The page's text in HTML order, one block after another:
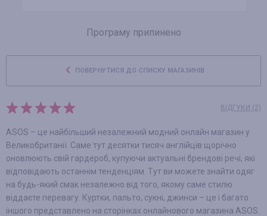
Програму припинено
ПОВЕРНУТИСЯ ДО СПИСКУ МАГАЗИНІВ
ВІДГУКИ (2)
ASOS – це найбільший незалежний модний онлайн магазин у
Великобританії. Саме тут десятки тисяч англійців щорічно
оновлюють свій гардероб, купуючи актуальні брендові речі, які
відповідають останнім тенденціям. Тут ви можете знайти одяг
на будь-який смак незалежно від того, якому саме стилю
віддаєте перевагу. Куртки, пальто, сукні, джинси – це і багато
іншого представлено на сторінках онлайнового магазина ASOS.